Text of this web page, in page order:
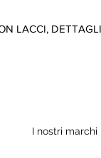
LACCI,
I nostri marchi